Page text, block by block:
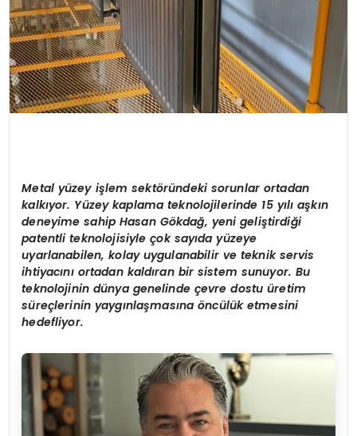
Metal yüzey işlem sektöründeki sorunlar ortadan
kalkıyor. Yüzey kaplama teknolojilerinde 15 yılı aşkın
deneyime sahip Hasan Gökdağ, yeni geliştirdiği
patentli teknolojisiyle çok sayıda yüzeye
uyarlanabilen, kolay uygulanabilir ve teknik servis
ihtiyacını ortadan kaldıran bir sistem sunuyor. Bu
teknolojinin dünya genelinde çevre dostu üretim
süreçlerinin yaygınlaşmasına öncülük etmesini
hedefliyor.